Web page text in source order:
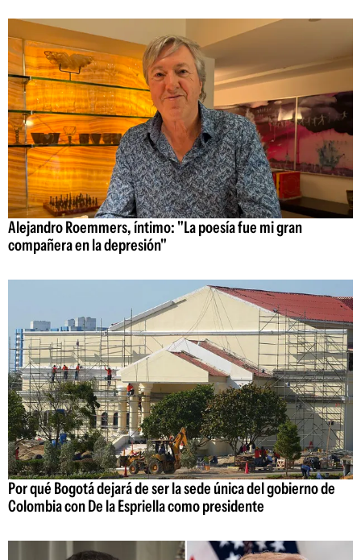
Alejandro Roemmers, íntimo: "La poesía fue mi gran
compañera en la depresión"
Por qué Bogotá dejará de ser la sede única del gobierno de
Colombia con De la Espriella como presidente